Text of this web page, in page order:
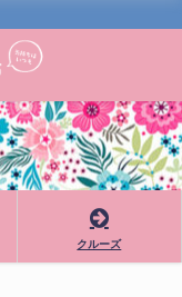
クルーズ